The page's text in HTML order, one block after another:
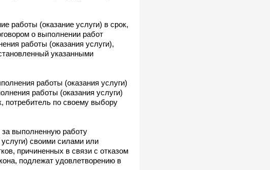
работы (оказание услуги) в срок,
о выполнении работ
работы (оказания услуги),
указанными
работы (оказания услуги)
работы (оказания услуги)
потребитель по своему выбору
выполненную работу
своими силами или
причиненных в связи с отказом
подлежат удовлетворению в